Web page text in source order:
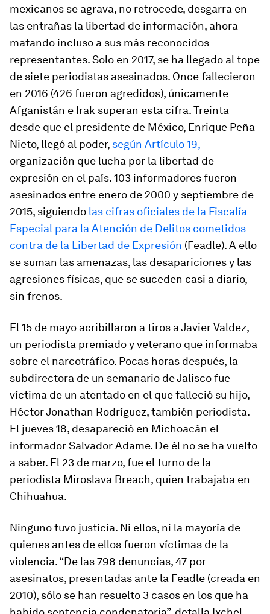
mexicanos se agrava, no retrocede, desgarra en
las entrañas la libertad de información, ahora
matando incluso a sus más reconocidos
representantes. Solo en 2017, se ha llegado al tope
de siete periodistas asesinados. Once fallecieron
en 2016 (426 fueron agredidos), únicamente
Afganistán e Irak superan esta cifra. Treinta
desde que el presidente de México, Enrique Peña
Nieto, llegó al poder, según Artículo 19,
organización que lucha por la libertad de
expresión en el país. 103 informadores fueron
asesinados entre enero de 2000 y septiembre de
2015, siguiendo las cifras oficiales de la Fiscalía
Especial para la Atención de Delitos cometidos
contra de la Libertad de Expresión (Feadle). A ello
se suman las amenazas, las desapariciones y las
agresiones físicas, que se suceden casi a diario,
sin frenos.
El 15 de mayo acribillaron a tiros a Javier Valdez,
un periodista premiado y veterano que informaba
sobre el narcotráfico. Pocas horas después, la
subdirectora de un semanario de Jalisco fue
víctima de un atentado en el que falleció su hijo,
Héctor Jonathan Rodríguez, también periodista.
El jueves 18, desapareció en Michoacán el
informador Salvador Adame. De él no se ha vuelto
a saber. El 23 de marzo, fue el turno de la
periodista Miroslava Breach, quien trabajaba en
Chihuahua.
Ninguno tuvo justicia. Ni ellos, ni la mayoría de
quienes antes de ellos fueron víctimas de la
violencia. “De las 798 denuncias, 47 por
asesinatos, presentadas ante la Feadle (creada en
2010), sólo se han resuelto 3 casos en los que ha